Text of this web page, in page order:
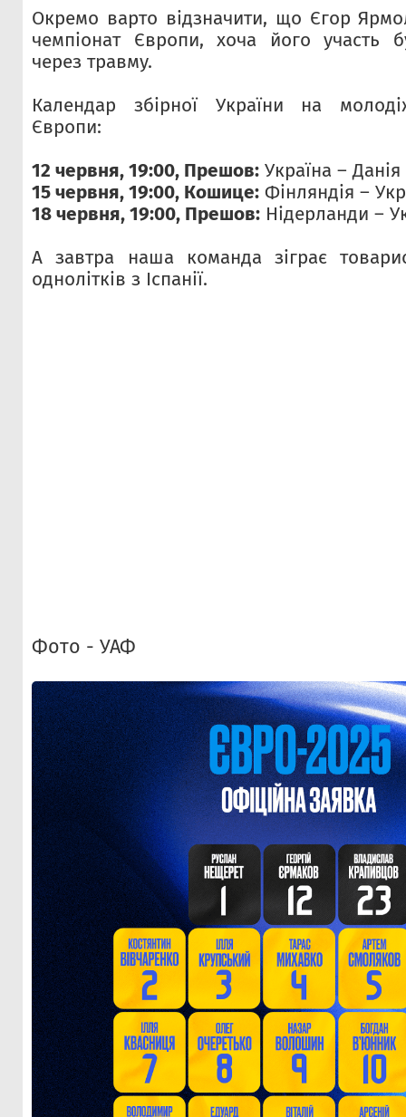
Окремо варто відзначити, що Єгор
чемпіонат Європи, хоча його участь
через травму.
Календар збірної України на
Європи:
12 червня, 19:00, Прешов: Україна – Данія
15 червня, 19:00, Кошице: Фінляндія –
18 червня, 19:00, Прешов: Нідерланди –
А завтра наша команда зіграє
однолітків з Іспанії.
Фото - УАФ